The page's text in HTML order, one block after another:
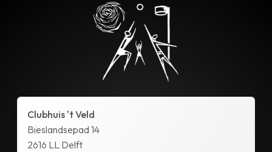
Clubhuis 't Veld
Bieslandsepad 14
2616 LL Delft